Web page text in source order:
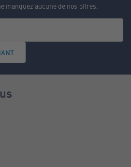
manquez aucune de nos offres.